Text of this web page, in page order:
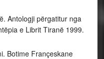
Antologji përgatitur nga
e Librit Tiranë 1999.
Botime Françeskane